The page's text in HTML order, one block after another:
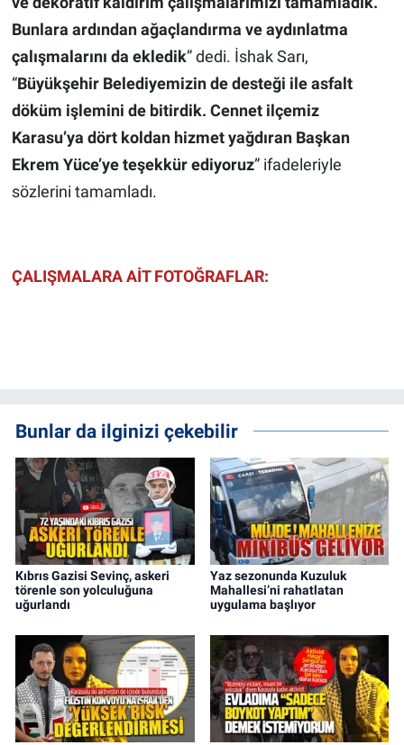
Bunlara ardından ağaçlandırma ve aydınlatma
çalışmalarını da ekledik” dedi. İshak Sarı,
“Büyükşehir Belediyemizin de desteği ile asfalt
döküm işlemini de bitirdik. Cennet ilçemiz
Karasu’ya dört koldan hizmet yağdıran Başkan
Ekrem Yüce’ye teşekkür ediyoruz” ifadeleriyle
sözlerini tamamladı.
ÇALIŞMALARA AİT FOTOĞRAFLAR:
Bunlar da ilginizi çekebilir
Kıbrıs Gazisi Sevinç, askeri
törenle son yolculuğuna
uğurlandı
Yaz sezonunda Kuzuluk
Mahallesi’ni rahatlatan
uygulama başlıyor